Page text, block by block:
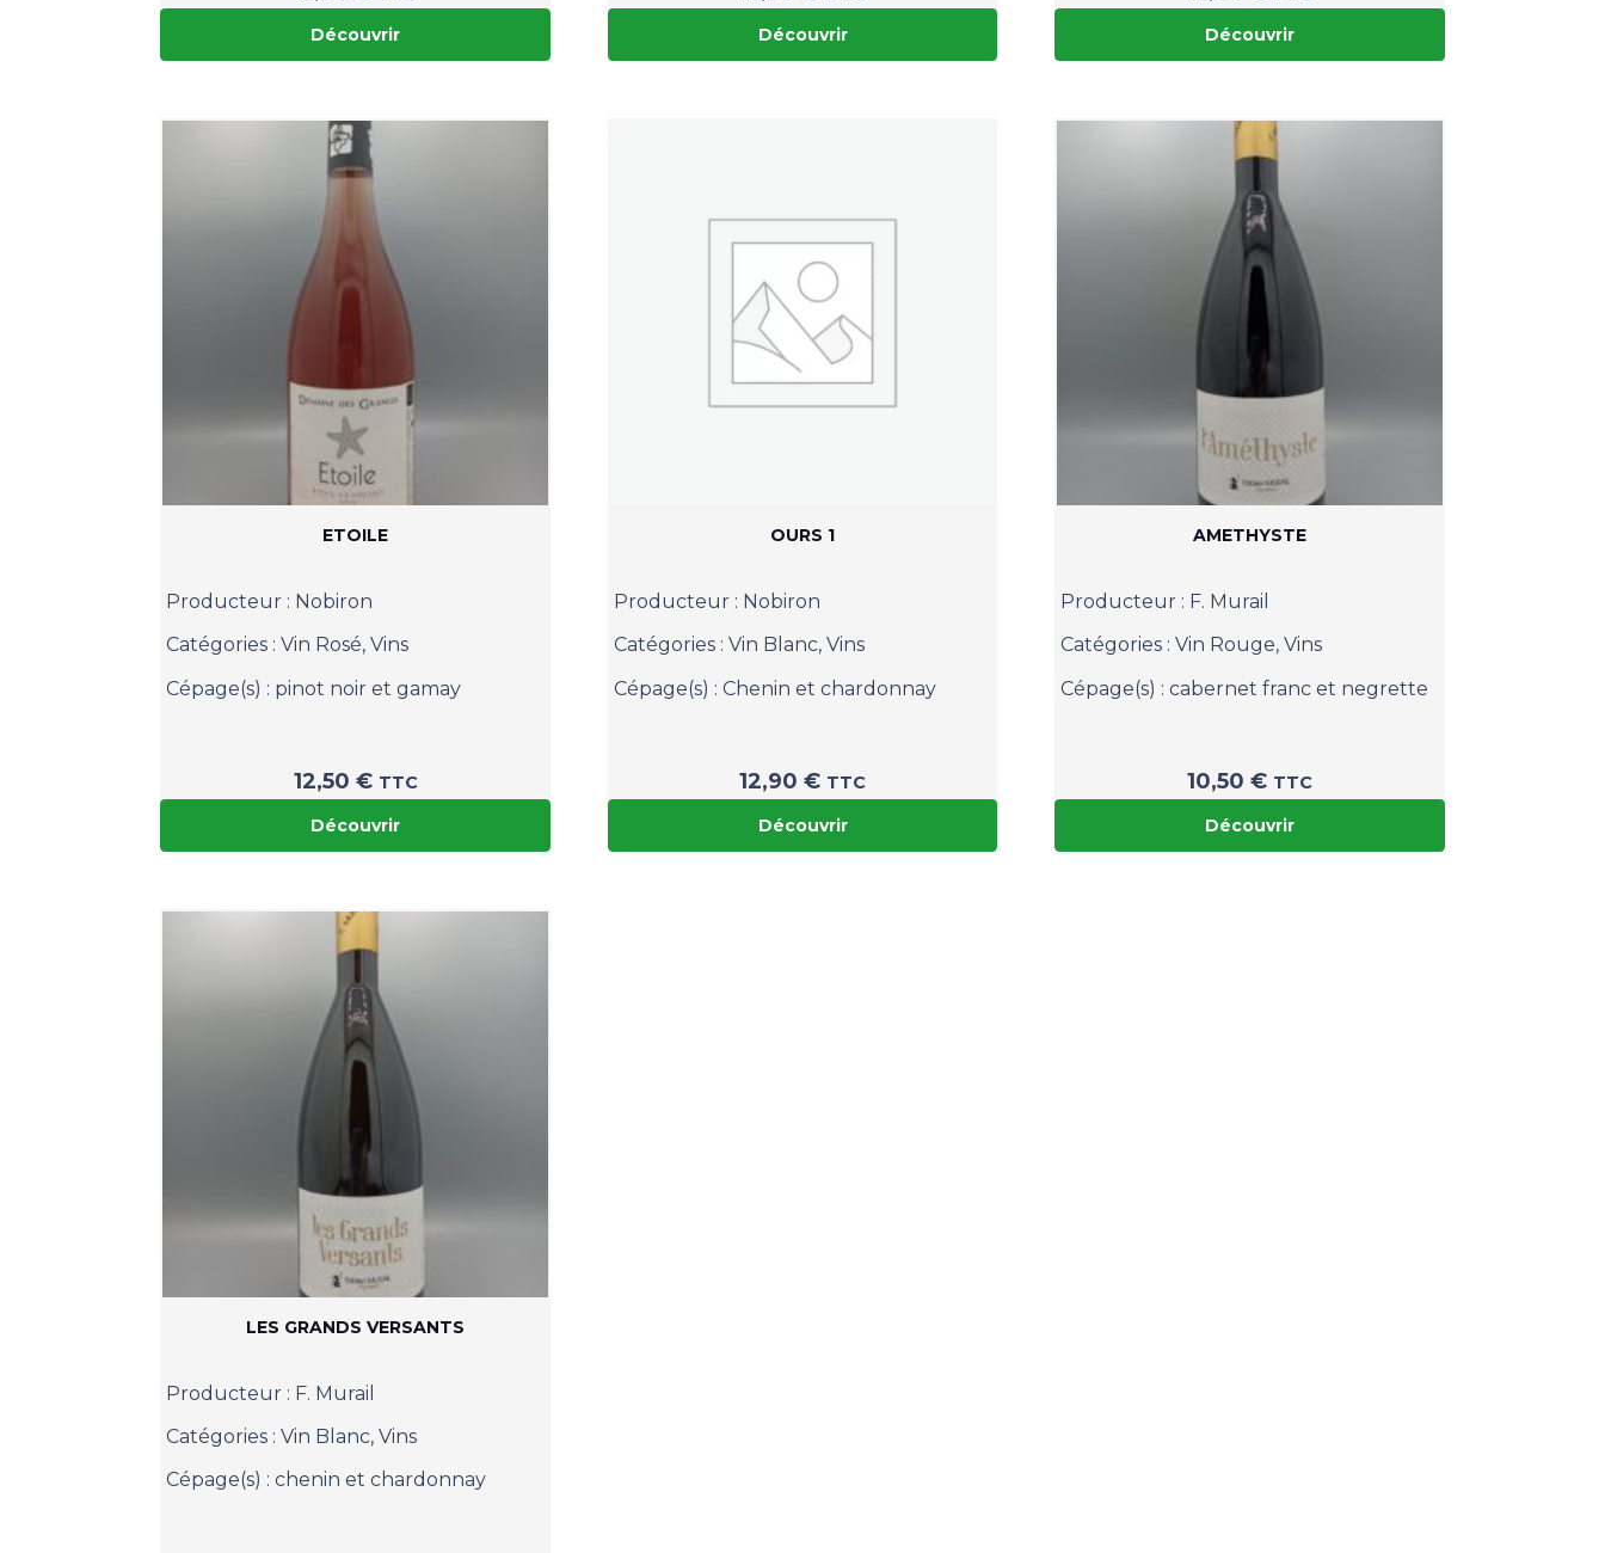
Découvrir
Découvrir
Découvrir
ETOILE
Producteur : Nobiron
Catégories :Vin Rosé,Vins
Cépage(s) : pinot noir et gamay
12,50 € TTC
Découvrir
OURS 1
Producteur : Nobiron
Catégories : Vin Blanc, Vins
Cépage(s) : Chenin et chardonnay
12,90 € TTC
Découvrir
AMETHYSTE
Producteur : F. Murail
Catégories :Vin Rouge,Vins
Cépage(s) :cabernet franc et negrette
10,50 € TTC
Découvrir
LES GRANDS VERSANTS
Producteur : F. Murail
Catégories :Vin Blanc,Vins
Cépage(s) :chenin et chardonnay